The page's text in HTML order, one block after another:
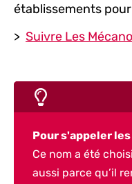
établissements
> Suivre Les
Pour s'appeler les
Ce nom a été
aussi parce qu’il